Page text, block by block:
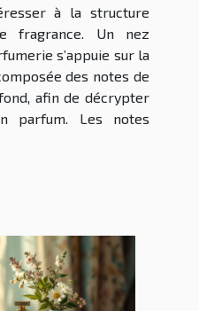
à la structure
fragrance. Un nez
s’appuie sur la
des notes de
afin de décrypter
parfum. Les notes